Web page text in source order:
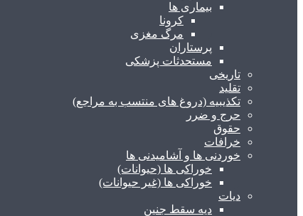
بیماری ها
کرونا
مرگ مغزی
پرستاران
مستحدثات پزشکی
تاریخی
تقلید
تکذیبیه (دروغ های منتسب به مراجع)
حرج و ضرر
حقوق
خرافات
خوردنی ها و آشامیدنی ها
خوراکی ها (حیوانات)
خوراکی ها (غیر حیوانات)
دیات
دیه سقط جنین